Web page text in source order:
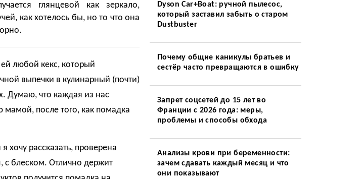
глянцевой как зеркало,
как хотелось бы, но то что она
любой кекс, который
выпечки в кулинарный (почти)
Думаю, что каждая из нас
после того, как помадка
хочу рассказать, проверена
с блеском. Отлично держит
Dyson Car+Boat: ручной пылесос,
который заставил забыть о старом
Dustbuster
Почему общие каникулы братьев и
сестёр часто превращаются в ошибку
Запрет соцсетей до 15 лет во
Франции с 2026 года: меры,
проблемы и способы обхода
Анализы крови при беременности:
зачем сдавать каждый месяц и что
они показывают